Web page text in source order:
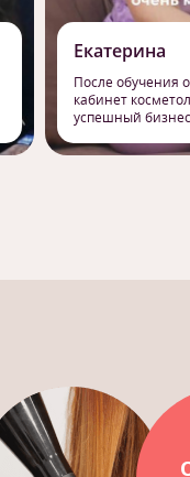
Екатерина
После обучения
кабинет
успешный бизнес